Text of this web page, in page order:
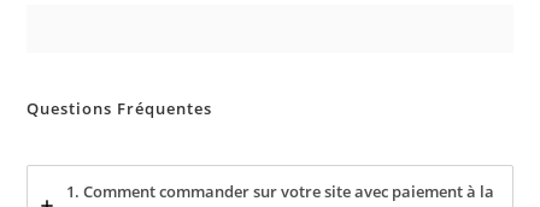
Questions Fréquentes
1. Comment commander sur votre site avec paiement à la